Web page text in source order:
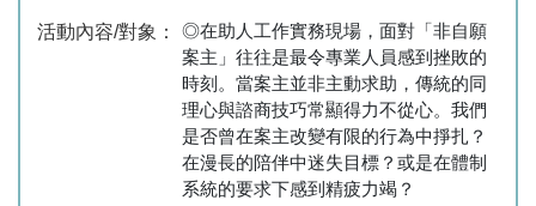
活動內容/對象：
◎在助人工作實務現場，面對「非自願
案主」往往是最令專業人員感到挫敗的
時刻。當案主並非主動求助，傳統的同
理心與諮商技巧常顯得力不從心。我們
是否曾在案主改變有限的行為中掙扎？
在漫長的陪伴中迷失目標？或是在體制
系統的要求下感到精疲力竭？